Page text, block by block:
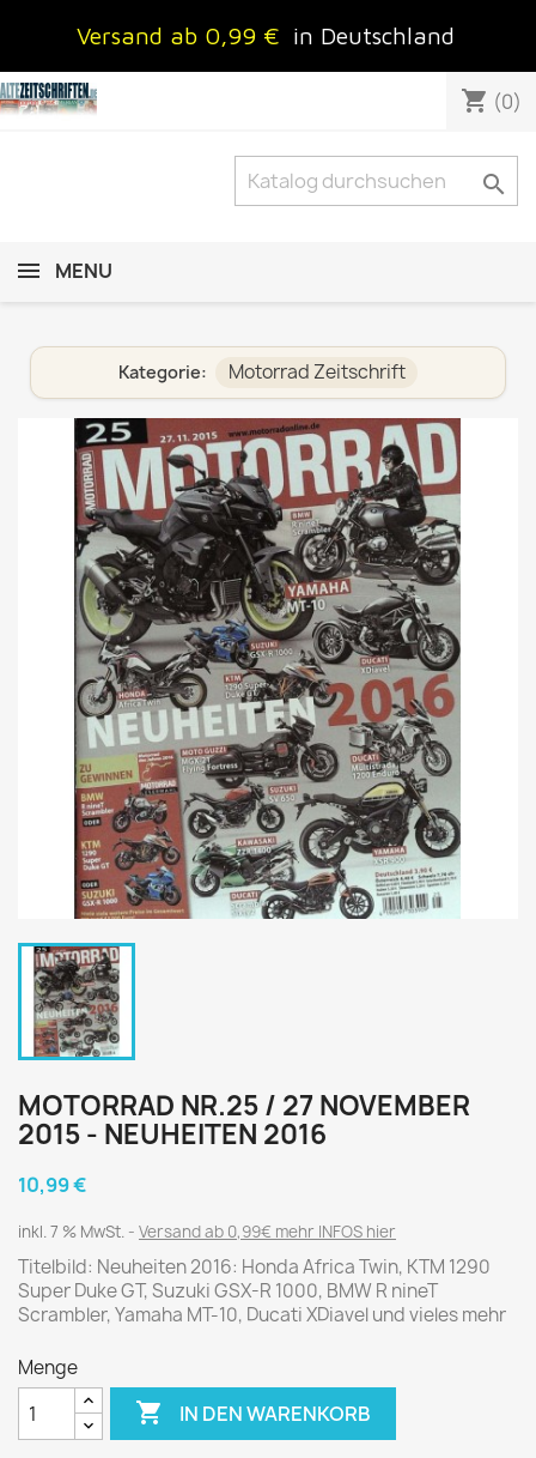
Versand ab 0,99 € in Deutschland
shopping_cart (0)

MENU
Kategorie: Motorrad Zeitschrift
MOTORRAD NR.25 / 27 NOVEMBER
2015 - NEUHEITEN 2016
10,99 €
inkl. 7 % MwSt. Versand ab 0,99€ mehr INFOS hier
Titelbild: Neuheiten 2016: Honda Africa Twin, KTM 1290
Super Duke GT, Suzuki GSX-R 1000, BMW R nineT
Scrambler, Yamaha MT-10, Ducati XDiavel und vieles mehr
Menge
 IN DEN WARENKORB